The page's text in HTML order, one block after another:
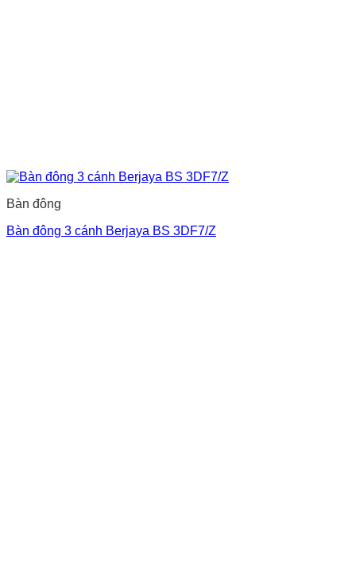
Bàn đông
Bàn đông 3 cánh Berjaya BS 3DF7/Z